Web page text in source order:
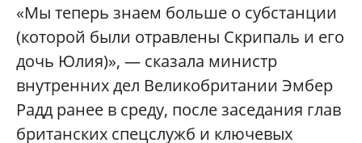
«Мы теперь знаем больше о субстанции
(которой были отравлены Скрипаль и его
дочь Юлия)», — сказала министр
внутренних дел Великобритании Эмбер
Радд ранее в среду, после заседания глав
британских спецслужб и ключевых